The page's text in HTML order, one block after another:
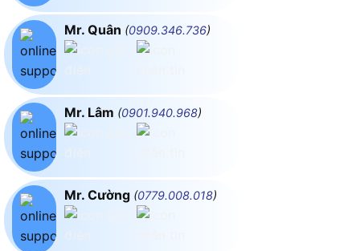
Mr. Quân (0909.346.736)
Mr. Lâm (0901.940.968)
Mr. Cường (0779.008.018)